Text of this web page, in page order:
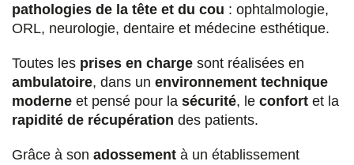
pathologies de la tête et du cou : ophtalmologie,
ORL, neurologie, dentaire et médecine esthétique.
Toutes les prises en charge sont réalisées en
ambulatoire, dans un environnement technique
moderne et pensé pour la sécurité, le confort et la
rapidité de récupération des patients.
Grâce à son adossement à un établissement